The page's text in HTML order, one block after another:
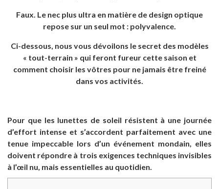
Faux. Le nec plus ultra en matière de design optique
repose sur un seul mot : polyvalence.
Ci-dessous, nous vous dévoilons le secret des modèles
« tout-terrain » qui feront fureur cette saison et
comment choisir les vôtres pour ne jamais être freiné
dans vos activités.
Pour que les lunettes de soleil résistent à une journée
d’effort intense et s’accordent parfaitement avec une
tenue impeccable lors d’un événement mondain, elles
doivent répondre à trois exigences techniques invisibles
à l’œil nu, mais essentielles au quotidien.